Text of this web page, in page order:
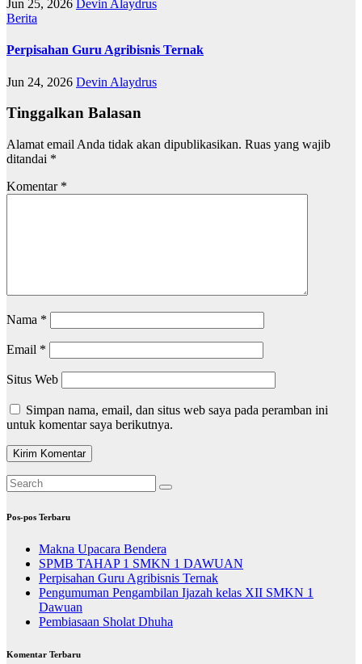
Jun 25, 2026
Devin Alaydrus
Berita
Perpisahan Guru Agribisnis Ternak
Jun 24, 2026 Devin Alaydrus
Tinggalkan Balasan
Alamat email Anda tidak akan dipublikasikan. Ruas yang wajib
ditandai *
Komentar *
Nama *
Email *
Situs Web
Simpan nama, email, dan situs web saya pada peramban ini
untuk komentar saya berikutnya.
Pos-pos Terbaru
Makna Upacara Bendera
SPMB TAHAP 1 SMKN 1 DAWUAN
Perpisahan Guru Agribisnis Ternak
Pengumuman Pengambilan Ijazah kelas XII SMKN 1
Dawuan
Pembiasaan Sholat Dhuha
Komentar Terbaru